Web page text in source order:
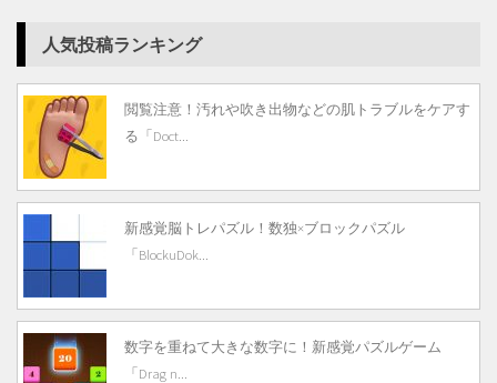
人気投稿ランキング
閲覧注意！汚れや吹き出物などの肌トラブルをケアす
る「Doct...
新感覚脳トレパズル！数独×ブロックパズル
「BlockuDok...
数字を重ねて大きな数字に！新感覚パズルゲーム
「Drag n...